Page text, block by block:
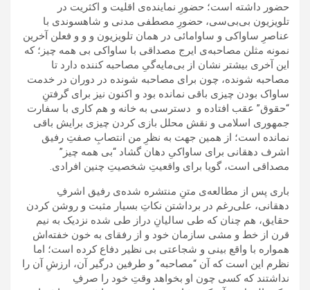
حضور داشته است؛ حضورِ نماینده‌ی اقلیت و اکثریت در
تلویزیون بی‌بی‌سی، حضورِ مصطفی مدنی و شاهسوندی با
عناصرِ ساواکی و ساوامائی در همان تلویزیون و و و فعلن آخرین
نمونه مثلن مصاحبه‌ی ایرج مصداقی با ساواکی بی همه چیز؛ که
این آخری بیشتر نشان از بی‌مایه‌گیِ مصاحبه کننده دارد تا
مصاحبه شونده، چون برای مصاحبه شونده در دوران در خدمت
ساواک بودن چیزی باقی نمانده بود و اکنون نیز برای گرفتنِ
“حقوق” عقب افتاده و دسترسی به خانه و هم کاری با سفارت
جمهوری اسلامی و نقش محلل بازی کردن چیزی برایش باقی
نمانده است؛ از همین جهت به نظرِ من انتصابِ صفتِ رفیق
اشرف دهقانی برای ساواکیِ دهان گشاد “بی همه چیز”
مصداقی است، گویا برای واقعیتِ شخصیتِ چنین افرادی.
باری پس از مطالعه‌ی متنِ منتشره شده‌ی رفیق اشرفِ
دهقانی، علی‌رغم در برداشتن نکاتِ بسیار مثبت و روشن کردن
حقایق، هم چنان که طی سالیانِ دراز طی شده نزدیک به نیم
قرن از خط و مشی سازمان خود و از رفقای به خون خفته‌اش
همواره با واقع بینی و شجاعتی بی نظیر دفاع کرده است؛ اما
نظرم این است که آن “مصاحبه” و طرفین درگیر آن، ارزشِ آن را
نداشتند که کسی چون او بخواهد وقتِ خود را صرفِ